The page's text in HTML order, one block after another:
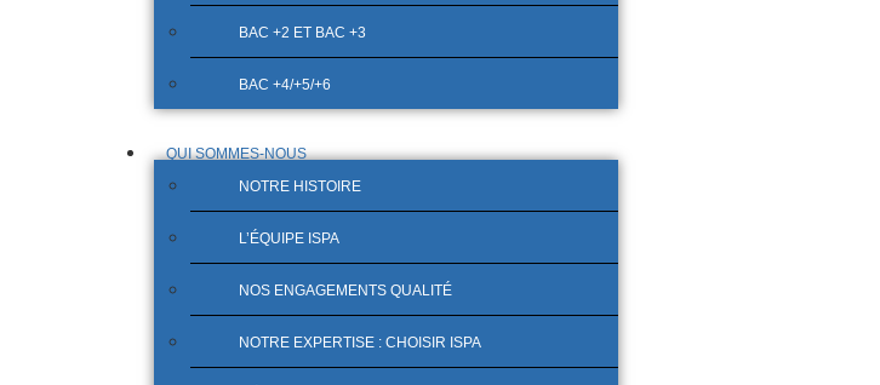
BAC +2 ET BAC +3
BAC +4/+5/+6
QUI SOMMES-NOUS
NOTRE HISTOIRE
L’ÉQUIPE ISPA
NOS ENGAGEMENTS QUALITÉ
NOTRE EXPERTISE : CHOISIR ISPA